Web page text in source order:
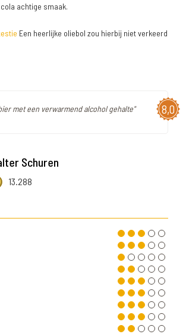
achtige smaak.
Een heerlijke oliebol zou hierbij niet verkeerd
8,0
met een verwarmend alcohol gehalte"
Schuren
13.288